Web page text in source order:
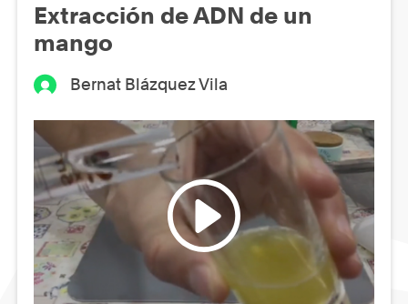
Extracción de ADN de un
mango
Bernat Blázquez Vila